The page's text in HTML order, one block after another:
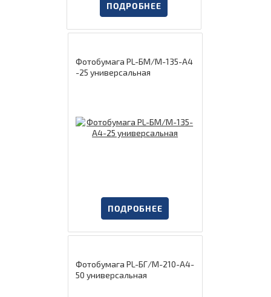
ПОДРОБНЕЕ
Фотобумага PL-БМ/М-135-А4
-25 универсальная
ПОДРОБНЕЕ
Фотобумага PL-БГ/М-210-А4-
50 универсальная